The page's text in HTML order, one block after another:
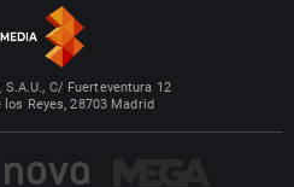
C/ Fuerteventura 12
Reyes, 28703 Madrid